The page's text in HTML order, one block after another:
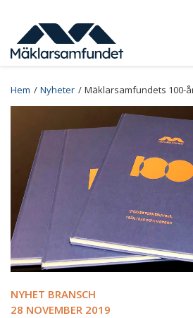
huvudinnehåll
Breadcrumb
Hem Nyheter Mäklarsamfundets 100-
NYHET BRANSCH
28 NOVEMBER 2019